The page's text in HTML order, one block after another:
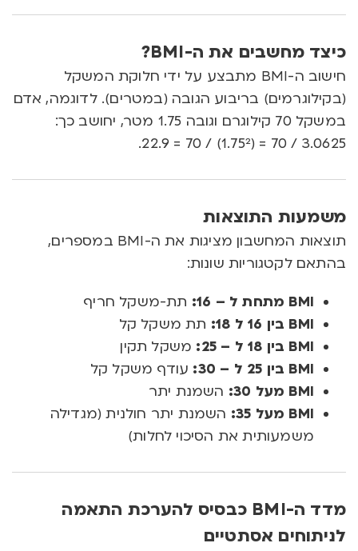
כיצד מחשבים את ה-BMI?
חישוב ה-BMI מתבצע על ידי חלוקת המשקל
(בקילוגרמים) בריבוע הגובה (במטרים). לדוגמה, אדם
במשקל 70 קילוגרם וגובה 1.75 מטר, יחושב כך:
3.0625 / 70 = (1.75²) / 70 = 22.9.
משמעות התוצאות
תוצאות המחשבון מציגות את ה-BMI במספרים,
בהתאם לקטגוריות שונות:
BMI מתחת ל – 16:
תת-משקל חריף
BMI בין 16 ל 18:
תת משקל קל
BMI בין 18 ל – 25:
משקל תקין
BMI בין 25 ל – 30:
עודף משקל קל
BMI מעל 30:
השמנת יתר
BMI מעל 35:
השמנת יתר חולנית (מגדילה
משמעותית את הסיכוי לחלות)
מדד ה-BMI כבסיס להערכת התאמה
לניתוחים אסתטיים